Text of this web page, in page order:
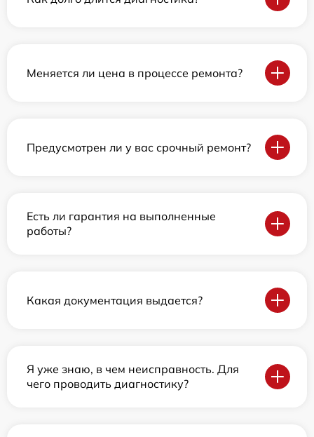
Меняется ли цена в процессе ремонта?
Предусмотрен ли у вас срочный ремонт?
Есть ли гарантия на выполненные
работы?
Какая документация выдается?
Я уже знаю, в чем неисправность. Для
чего проводить диагностику?